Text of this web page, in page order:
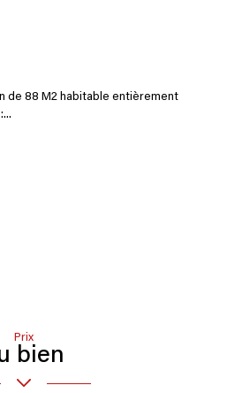
de 88 M2 habitable entièrement
Prix
bien